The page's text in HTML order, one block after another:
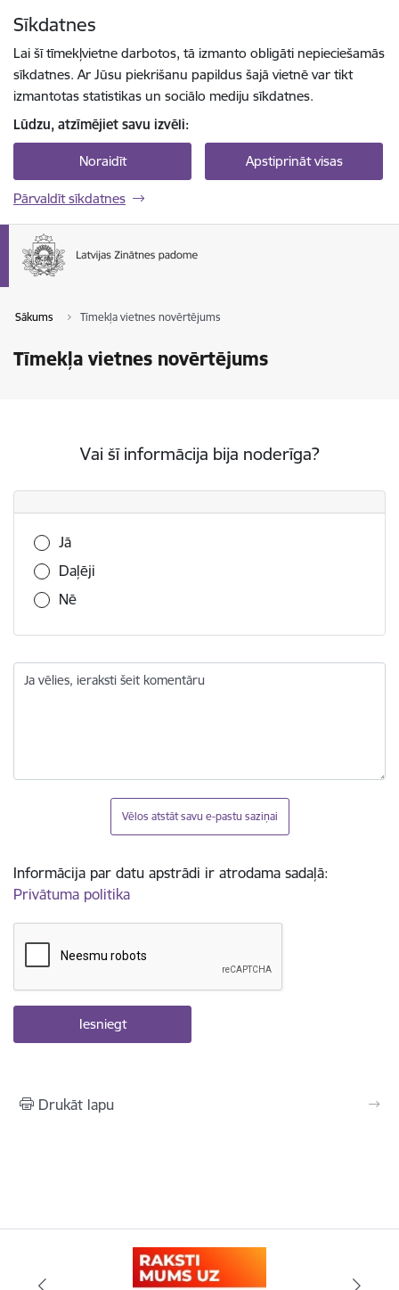
Sīkdatnes
Lai šī tīmekļvietne darbotos, tā izmanto obligāti nepieciešamās
sīkdatnes. Ar Jūsu piekrišanu papildus šajā vietnē var tikt
izmantotas statistikas un sociālo mediju sīkdatnes.
Lūdzu, atzīmējiet savu izvēli:
Noraidīt Apstiprināt visas
Pārvaldīt sīkdatnes
Sākums Tīmekļa vietnes novērtējums
Tīmekļa vietnes novērtējums
Vai šī informācija bija noderīga?
Vai šī informācija bija noderīga?
Jā
Daļēji
Nē
Ja vēlies, ieraksti šeit komentāru
Vēlos atstāt savu e-pastu saziņai
Informācija par datu apstrādi ir atrodama sadaļā:
Privātuma politika
Drukāt lapu